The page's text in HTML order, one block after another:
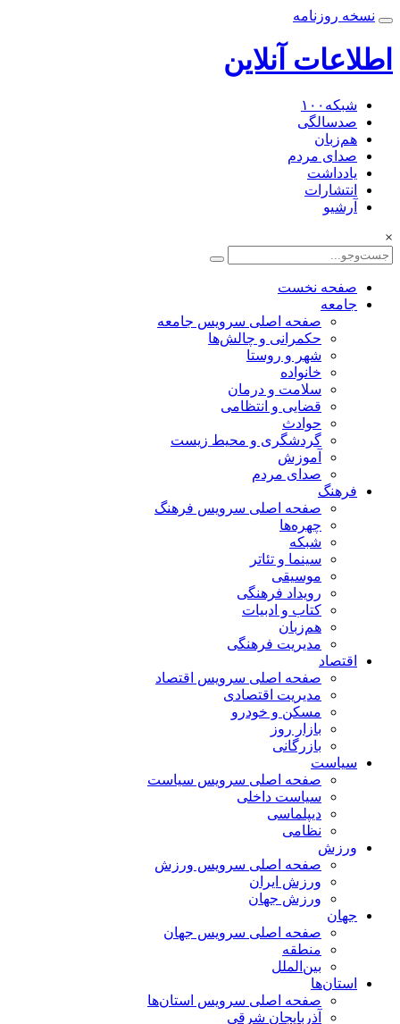
نسخه روزنامه
اطلاعات آنلاین
شبکه۱۰۰
صدسالگی
هم‌زبان
صدای مردم
یادداشت
انتشارات
آرشیو
×
صفحه نخست
جامعه
صفحه اصلی سرویس جامعه
حکمرانی و چالش‌ها
شهر و روستا
خانواده
سلامت و درمان
قضایی و انتظامی
حوادث
گردشگری و محیط زیست
آموزش
صدای مردم
فرهنگ
صفحه اصلی سرویس فرهنگ
چهره‌ها
شبکه
سینما و تئاتر
موسیقی
رویداد فرهنگی
کتاب و ادبیات
هم‌زبان
مدیریت فرهنگی
اقتصاد
صفحه اصلی سرویس اقتصاد
مدیریت اقتصادی
مسکن و خودرو
بازار روز
بازرگانی
سیاست
صفحه اصلی سرویس سیاست
سیاست داخلی
دیپلماسی
نظامی
ورزش
صفحه اصلی سرویس ورزش
ورزش ایران
ورزش جهان
جهان
صفحه اصلی سرویس جهان
منطقه
بین‌الملل
استان‌ها
صفحه اصلی سرویس استان‌ها
آذربایجان شرقی